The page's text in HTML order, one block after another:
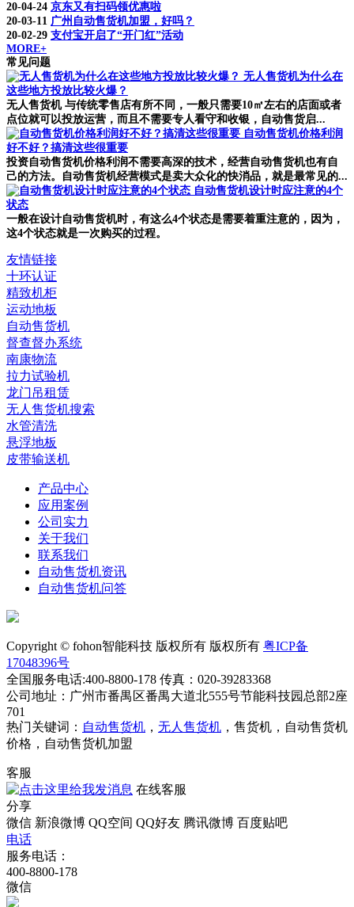
20-04-24 京东又有扫码领优惠啦
20-03-11 广州自动售货机加盟，好吗？
20-02-29 支付宝开启了“开门红”活动
MORE+
常见问题
无人售货机为什么在
这些地方投放比较火爆？
无人售货机 与传统零售店有所不同，一般只需要10㎡左右的店面或者
点位就可以投放运营，而且不需要专人看守和收银，自动售货启...
自动售货机价格利润
好不好？搞清这些很重要
投资自动售货机价格利润不需要高深的技术，经营自动售货机也有自
己的方法。自动售货机经营模式是卖大众化的快消品，就是最常见的...
自动售货机设计时应注意的4个
状态
一般在设计自动售货机时，有这么4个状态是需要着重注意的，因为，
这4个状态就是一次购买的过程。
友情链接
十环认证
精致机柜
运动地板
自动售货机
督查督办系统
南康物流
拉力试验机
龙门吊租赁
无人售货机搜索
水管清洗
悬浮地板
皮带输送机
产品中心
应用案例
公司实力
关于我们
联系我们
自动售货机资讯
自动售货机问答
Copyright © fohon智能科技 版权所有 版权所有 粤ICP备
17048396号
全国服务电话:400-8800-178 传真：020-39283368
公司地址：广州市番禺区番禺大道北555号节能科技园总部2座
701
热门关键词： 自动售货机 ， 无人售货机 ，售货机，自动售货机
价格，自动售货机加盟
客服
在线客服
分享
微信 新浪微博 QQ空间 QQ好友 腾讯微博 百度贴吧
电话
服务电话：
400-8800-178
微信